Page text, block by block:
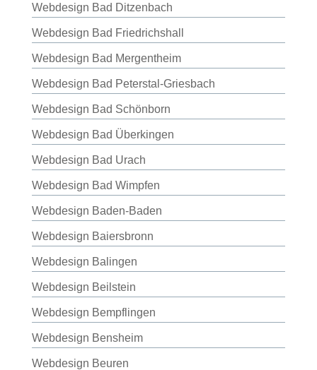
Webdesign Bad Ditzenbach
Webdesign Bad Friedrichshall
Webdesign Bad Mergentheim
Webdesign Bad Peterstal-Griesbach
Webdesign Bad Schönborn
Webdesign Bad Überkingen
Webdesign Bad Urach
Webdesign Bad Wimpfen
Webdesign Baden-Baden
Webdesign Baiersbronn
Webdesign Balingen
Webdesign Beilstein
Webdesign Bempflingen
Webdesign Bensheim
Webdesign Beuren